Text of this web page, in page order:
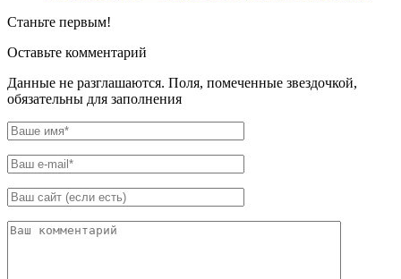
Станьте первым!
Оставьте комментарий
Данные не разглашаются. Поля, помеченные звездочкой,
обязательны для заполнения